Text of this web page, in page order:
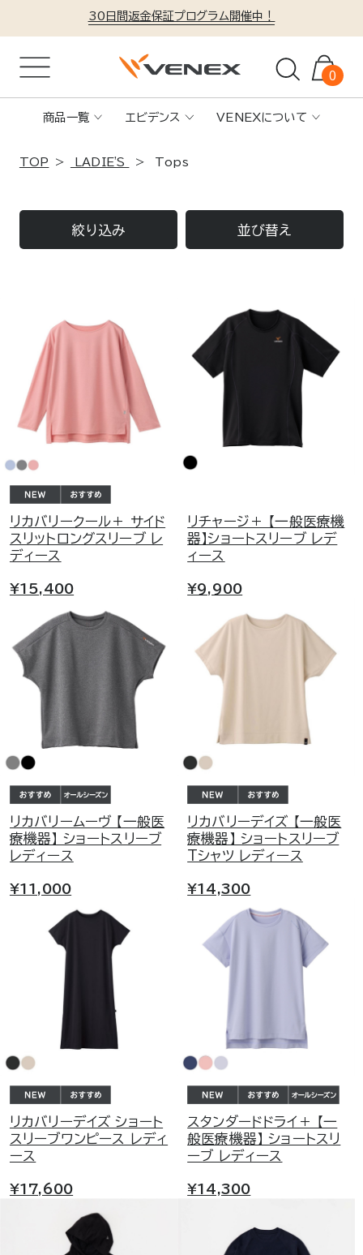
30日間返金保証プログラム開催中！
0
商品一覧 エビデンス VENEXについて
TOP LADIE'S Tops
絞り込み 並び替え
リカバリークール＋ サイド
スリットロングスリーブ レ
ディース
¥15,400
リチャージ＋ 【一般医療機
器】ショートスリーブ レデ
ィース
¥9,900
リカバリームーヴ 【一般医
療機器】 ショートスリーブ
レディース
¥11,000
リカバリーデイズ 【一般医
療機器】 ショートスリーブ
Tシャツ レディース
¥14,300
リカバリーデイズ ショート
スリーブワンピース レディ
ース
¥17,600
スタンダードドライ＋ 【一
般医療機器】 ショートスリ
ーブ レディース
¥14,300